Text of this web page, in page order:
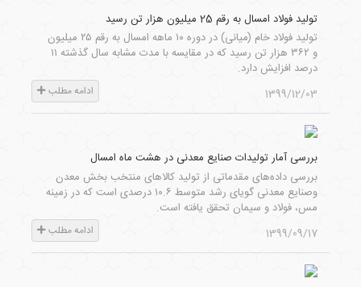
تولید فولاد امسال به رقم 25 میلیون هزار تن رسید
تولید فولاد خام (میانی) در دوره ۱۰ ماهه امسال به رقم ۲۵ میلیون
و ۳۶۲ هزار تن رسید که در مقایسه با مدت مشابه سال گذشته ۱۱
درصد افزایش دارد.
1399/12/03
ادامه مطلب
بررسی آمار تولیدات صنایع معدنی در هشت ماه امسال
بررسی داده‌های مقدماتی از تولید کالاهای منتخب بخش معدن
وصنایع معدنی گویای رشد متوسط ۱۰.۶ درصدی است که در زمینه
مس، فولاد و سیمان تحقق یافته است.
1399/09/17
ادامه مطلب